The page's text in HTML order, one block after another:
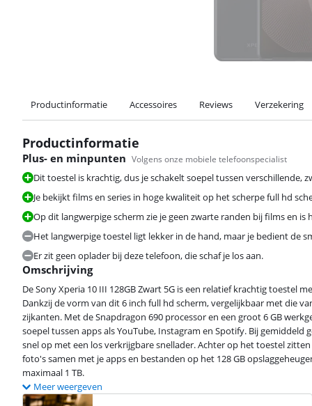
Productinformatie Accessoires Reviews Verzekering
Productinformatie
Plus- en minpunten Volgens onze mobiele telefoonspecialist
Dit toestel is krachtig, dus je schakelt soepel tussen verschillende,
Je bekijkt films en series in hoge kwaliteit op het scherpe full hd
Op dit langwerpige scherm zie je geen zwarte randen bij films en
Het langwerpige toestel ligt lekker in de hand, maar je bedient de
Er zit geen oplader bij deze telefoon, die schaf je los aan.
Omschrijving
De Sony Xperia 10 III 128GB Zwart 5G is een relatief krachtig toestel
Dankzij de vorm van dit 6 inch full hd scherm, vergelijkbaar met die
zijkanten. Met de Snapdragon 690 processor en een groot 6 GB
soepel tussen apps als YouTube, Instagram en Spotify. Bij
snel op met een los verkrijgbare snellader. Achter op het toestel
foto's samen met je apps en bestanden op het 128 GB
maximaal 1 TB.
Meer weergeven